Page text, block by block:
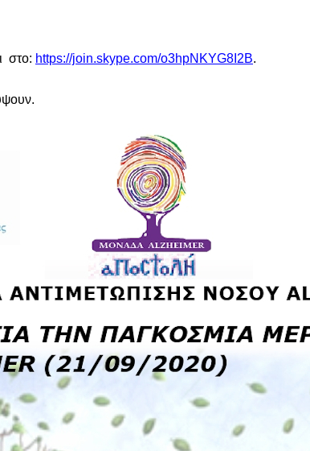
στο: https://join.skype.com/o3hpNKYG8I2B.